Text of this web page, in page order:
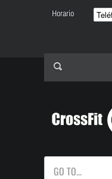
Horario
GO TO...